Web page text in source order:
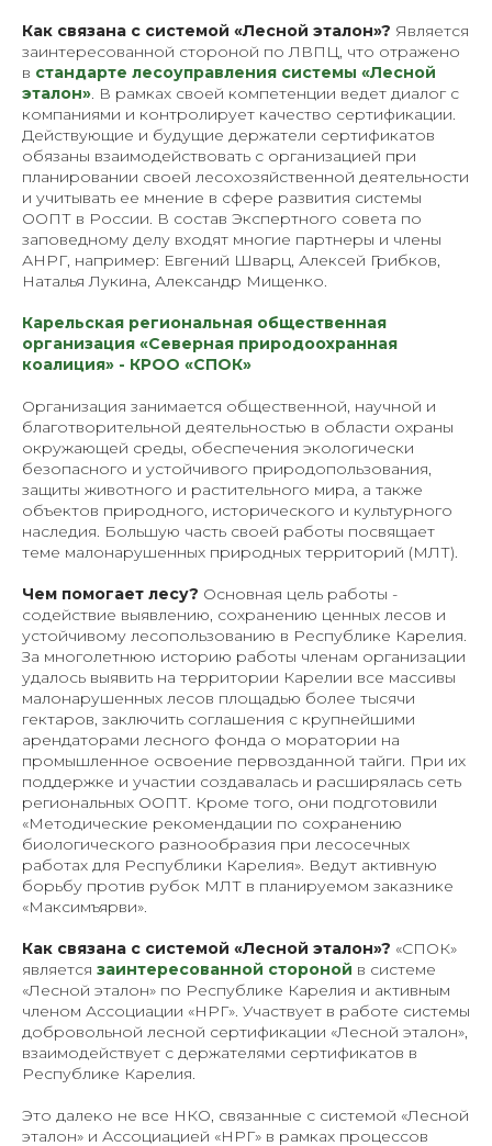
Как связана с системой «Лесной эталон»? Является
заинтересованной стороной по ЛВПЦ, что отражено
в стандарте лесоуправления системы «Лесной
эталон» . В рамках своей компетенции ведет диалог с
компаниями и контролирует качество сертификации.
Действующие и будущие держатели сертификатов
обязаны взаимодействовать с организацией при
планировании своей лесохозяйственной деятельности
и учитывать ее мнение в сфере развития системы
ООПТ в России. В состав Экспертного совета по
заповедному делу входят многие партнеры и члены
АНРГ, например: Евгений Шварц, Алексей Грибков,
Наталья Лукина, Александр Мищенко.
Карельская региональная общественная
организация «Северная природоохранная
коалиция» - КРОО «СПОК»
Организация занимается общественной, научной и
благотворительной деятельностью в области охраны
окружающей среды, обеспечения экологически
безопасного и устойчивого природопользования,
защиты животного и растительного мира, а также
объектов природного, исторического и культурного
наследия. Большую часть своей работы посвящает
теме малонарушенных природных территорий (МЛТ).
Чем помогает лесу? Основная цель работы -
содействие выявлению, сохранению ценных лесов и
устойчивому лесопользованию в Республике Карелия.
За многолетнюю историю работы членам организации
удалось выявить на территории Карелии все массивы
малонарушенных лесов площадью более тысячи
гектаров, заключить соглашения с крупнейшими
арендаторами лесного фонда о моратории на
промышленное освоение первозданной тайги. При их
поддержке и участии создавалась и расширялась сеть
региональных ООПТ. Кроме того, они подготовили
«Методические рекомендации по сохранению
биологического разнообразия при лесосечных
работах для Республики Карелия». Ведут активную
борьбу против рубок МЛТ в планируемом заказнике
«Максимъярви».
Как связана с системой «Лесной эталон»? «СПОК»
является заинтересованной стороной в системе
«Лесной эталон» по Республике Карелия и активным
членом Ассоциации «НРГ». Участвует в работе системы
добровольной лесной сертификации «Лесной эталон»,
взаимодействует с держателями сертификатов в
Республике Карелия.
Это далеко не все НКО, связанные с системой «Лесной
эталон» и Ассоциацией «НРГ» в рамках процессов